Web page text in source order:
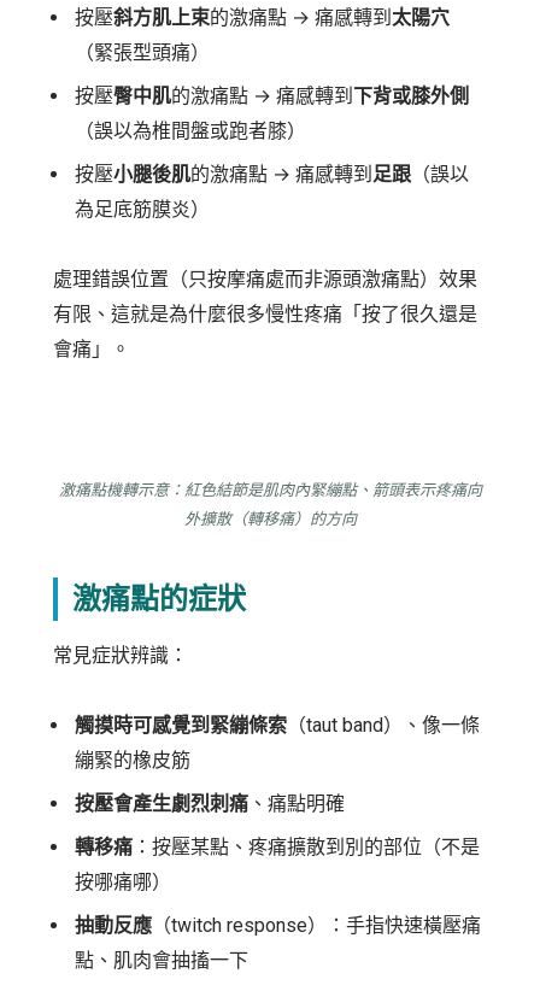
按壓斜方肌上束的激痛點 → 痛感轉到 太陽穴
（緊張型頭痛）
按壓臀中肌的激痛點 → 痛感轉到 下背或膝外側
（誤以為椎間盤或跑者膝）
按壓小腿後肌的激痛點 → 痛感轉到 足跟 （誤以
為足底筋膜炎）
處理錯誤位置（只按摩痛處而非源頭激痛點）效果
有限、這就是為什麼很多慢性疼痛「按了很久還是
會痛」。
激痛點機轉示意：紅色結節是肌肉內緊繃點、箭頭表示疼痛向
外擴散（轉移痛）的方向
激痛點的症狀
常見症狀辨識：
觸摸時可感覺到緊繃條索 （taut band）、像一條
繃緊的橡皮筋
按壓會產生劇烈刺痛 、痛點明確
轉移痛 ：按壓某點、疼痛擴散到別的部位（不是
按哪痛哪）
抽動反應 （twitch response）：手指快速橫壓痛
點、肌肉會抽搐一下